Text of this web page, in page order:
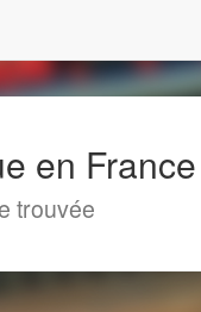
en
trouvée